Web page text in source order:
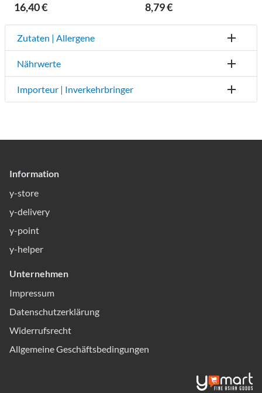
16,40 € 8,79 €
Zutaten | Allergene
Nährwerte
Importeur | Inverkehrbringer
Information
y-store
y-delivery
y-point
y-helper
Unternehmen
Impressum
Datenschutzerklärung
Widerrufsrecht
Allgemeine Geschäftsbedingungen